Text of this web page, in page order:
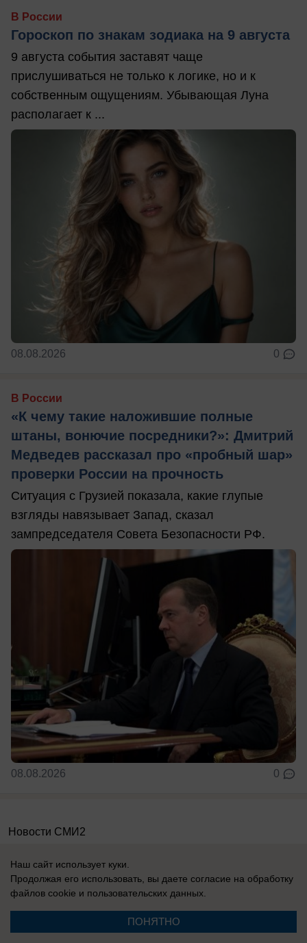
В России
Гороскоп по знакам зодиака на 9 августа
9 августа события заставят чаще
прислушиваться не только к логике, но и к
собственным ощущениям. Убывающая Луна
располагает к ...
08.08.2026 0
В России
«К чему такие наложившие полные
штаны, вонючие посредники?»: Дмитрий
Медведев рассказал про «пробный шар»
проверки России на прочность
Ситуация с Грузией показала, какие глупые
взгляды навязывает Запад, сказал
зампредседателя Совета Безопасности РФ.
08.08.2026 0
Новости СМИ2
Реклама на сайте
Наш сайт использует куки.
Продолжая его использовать, вы даете согласие на обработку
файлов cookie и пользовательских данных.
ПОНЯТНО